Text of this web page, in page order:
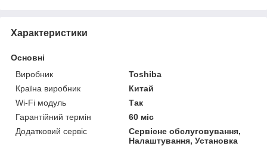
Характеристики
Основні
Виробник
Toshiba
Країна виробник
Китай
Wi-Fi модуль
Так
Гарантійний термін
60 міс
Додатковий сервіс
Сервісне обслуговування,
Налаштування, Установка